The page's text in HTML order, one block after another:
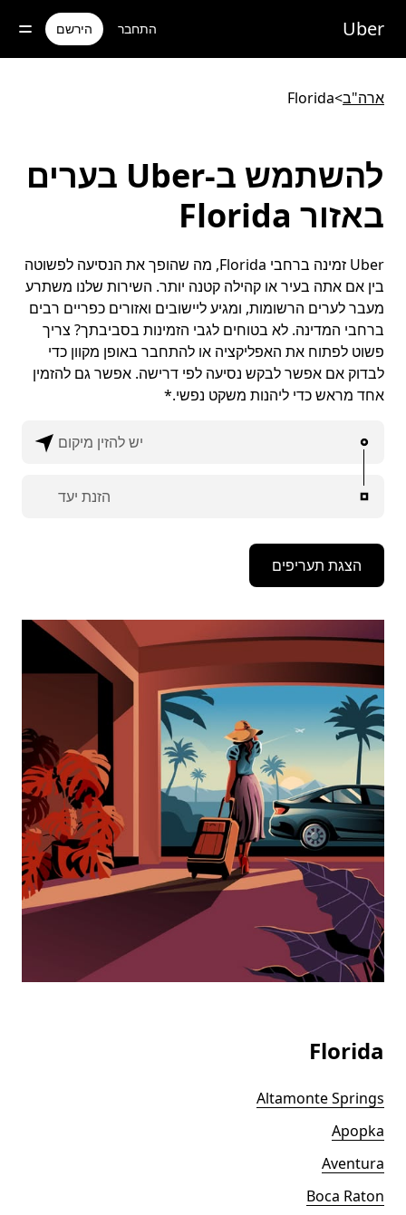
לתוכן
הראשיUber התחבר הירשם
ארה"ב>
Florida
להשתמש ב-Uber בערים
באזור Florida
Uber זמינה ברחבי Florida, מה שהופך את הנסיעה לפשוטה
בין אם אתה בעיר או קהילה קטנה יותר. השירות שלנו משתרע
מעבר לערים הרשומות, ומגיע ליישובים ואזורים כפריים רבים
ברחבי המדינה. לא בטוחים לגבי הזמינות בסביבתך? צריך
פשוט לפתוח את האפליקציה או להתחבר באופן מקוון כדי
לבדוק אם אפשר לבקש נסיעה לפי דרישה. אפשר גם להזמין
אחד מראש כדי ליהנות משקט נפשי.*
יש להזין מיקום
הזנת יעד
הצגת תעריפים
Florida
Altamonte Springs
Apopka
Aventura
Boca Raton